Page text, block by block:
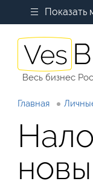
Показать
Весь бизнес
Главная